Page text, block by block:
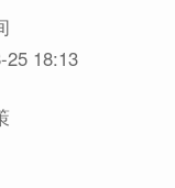
25 18:13